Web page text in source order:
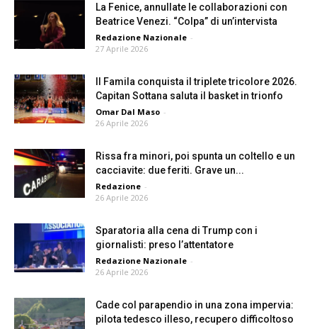
La Fenice, annullate le collaborazioni con
Beatrice Venezi. “Colpa” di un’intervista
Redazione Nazionale -
27 Aprile 2026
Il Famila conquista il triplete tricolore 2026.
Capitan Sottana saluta il basket in trionfo
Omar Dal Maso -
26 Aprile 2026
Rissa fra minori, poi spunta un coltello e un
cacciavite: due feriti. Grave un...
Redazione -
26 Aprile 2026
Sparatoria alla cena di Trump con i
giornalisti: preso l’attentatore
Redazione Nazionale -
26 Aprile 2026
Cade col parapendio in una zona impervia:
pilota tedesco illeso, recupero difficoltoso